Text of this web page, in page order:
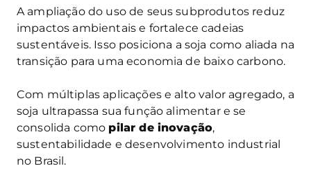
A ampliação do uso de seus subprodutos reduz
impactos ambientais e fortalece cadeias
sustentáveis. Isso posiciona a soja como aliada na
transição para uma economia de baixo carbono.
Com múltiplas aplicações e alto valor agregado, a
soja ultrapassa sua função alimentar e se
consolida como pilar de inovação,
sustentabilidade e desenvolvimento industrial
no Brasil.